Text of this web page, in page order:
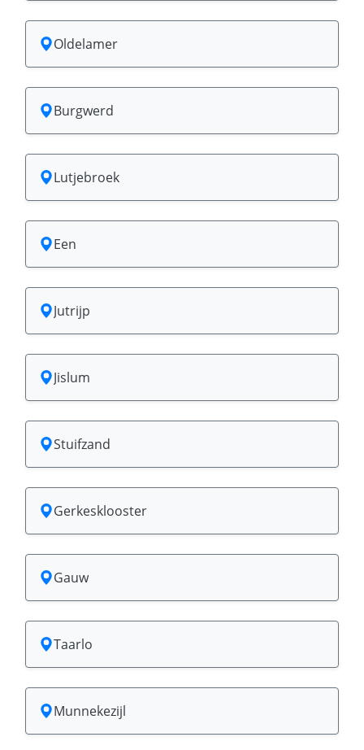
Oldelamer
Burgwerd
Lutjebroek
Een
Jutrijp
Jislum
Stuifzand
Gerkesklooster
Gauw
Taarlo
Munnekezijl